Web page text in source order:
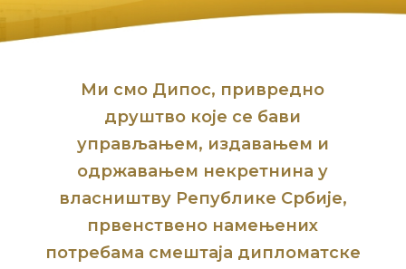
Ми смо Дипос, привредно
друштво које се бави
управљањем, издавањем и
одржавањем некретнина у
власништву Републике Србије,
првенствено намењених
потребама смештаја дипломатске